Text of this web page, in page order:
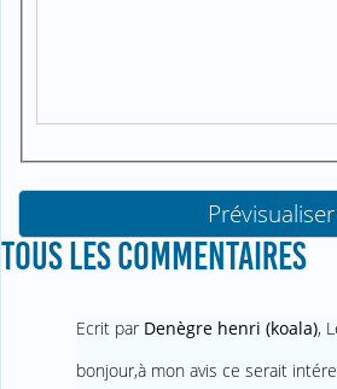
TOUS LES COMMENTAIRES
Ecrit par Denègre henri (koala),
bonjour,à mon avis ce serait